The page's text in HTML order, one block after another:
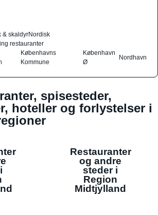
& skaldyrNordisk
restauranter
Københavns
Kommune
København
Ø
Nordhavn
spisesteder,
hoteller og forlystelser i
Restauranter
og andre
steder i
Region
Midtjylland